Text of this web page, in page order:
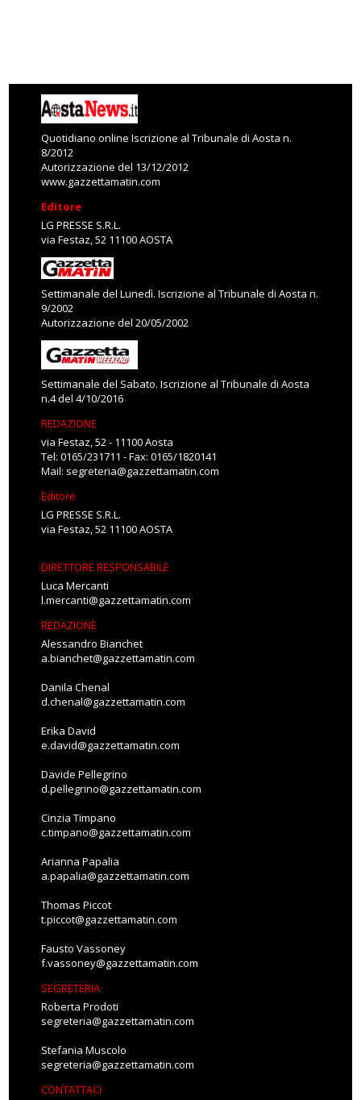
Quotidiano online Iscrizione al Tribunale di Aosta n.
8/2012
Autorizzazione del 13/12/2012
www.gazzettamatin.com
Editore
LG PRESSE S.R.L.
via Festaz, 52 11100 AOSTA
Settimanale del Lunedì. Iscrizione al Tribunale di Aosta n.
9/2002
Autorizzazione del 20/05/2002
Settimanale del Sabato. Iscrizione al Tribunale di Aosta
n.4 del 4/10/2016
REDAZIONE
via Festaz, 52 - 11100 Aosta
Tel: 0165/231711 - Fax: 0165/1820141
Mail: segreteria@gazzettamatin.com
Editore
LG PRESSE S.R.L.
via Festaz, 52 11100 AOSTA
DIRETTORE RESPONSABILE
Luca Mercanti
l.mercanti@gazzettamatin.com
REDAZIONE
Alessandro Bianchet
a.bianchet@gazzettamatin.com
Danila Chenal
d.chenal@gazzettamatin.com
Erika David
e.david@gazzettamatin.com
Davide Pellegrino
d.pellegrino@gazzettamatin.com
Cinzia Timpano
c.timpano@gazzettamatin.com
Arianna Papalia
a.papalia@gazzettamatin.com
Thomas Piccot
t.piccot@gazzettamatin.com
Fausto Vassoney
f.vassoney@gazzettamatin.com
SEGRETERIA
Roberta Prodoti
segreteria@gazzettamatin.com
Stefania Muscolo
segreteria@gazzettamatin.com
CONTATTACI